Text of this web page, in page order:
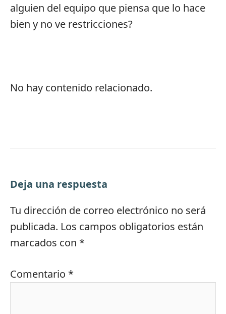
alguien del equipo que piensa que lo hace
bien y no ve restricciones?
No hay contenido relacionado.
Deja una respuesta
Tu dirección de correo electrónico no será
publicada. Los campos obligatorios están
marcados con *
Comentario *